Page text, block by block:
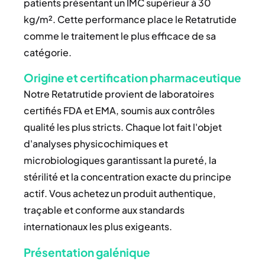
patients présentant un IMC supérieur à 30
kg/m². Cette performance place le Retatrutide
comme le traitement le plus efficace de sa
catégorie.
Origine et certification pharmaceutique
Notre Retatrutide provient de laboratoires
certifiés FDA et EMA, soumis aux contrôles
qualité les plus stricts. Chaque lot fait l'objet
d'analyses physicochimiques et
microbiologiques garantissant la pureté, la
stérilité et la concentration exacte du principe
actif. Vous achetez un produit authentique,
traçable et conforme aux standards
internationaux les plus exigeants.
Présentation galénique